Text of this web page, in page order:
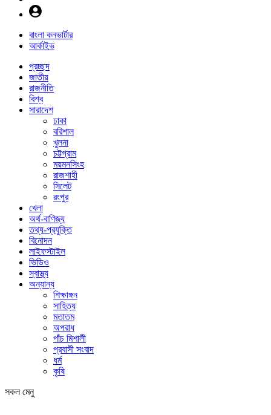
বাংলা কনভার্টার
আর্কাইভ
প্রচ্ছদ
জাতীয়
রাজনীতি
বিশ্ব
সারাদেশ
ঢাকা
বরিশাল
খুলনা
চট্টগ্রাম
ময়মনসিংহ
রাজশাহী
সিলেট
রংপুর
খেলা
অর্থ-বাণিজ্য
তথ্য-প্রযুক্তি
বিনোদন
লাইফস্টাইল
ভিডিও
স্বাস্থ্য
অন্যান্য
শিক্ষাঙ্গন
সাহিত্য
মতাতম
অপরাধ
পাঁচ মিশালী
প্রবাসী সংবাদ
ধর্ম
কৃষি
সকল মেনু